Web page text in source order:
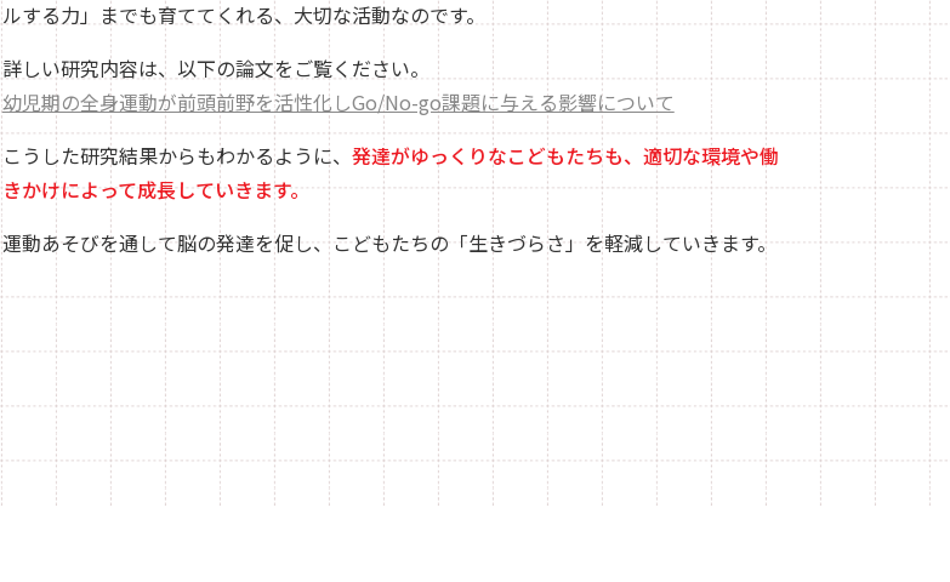
ルする力」までも育ててくれる、大切な活動なのです。
詳しい研究内容は、以下の論文をご覧ください。
幼児期の全身運動が前頭前野を活性化しGo/No-go課題に与える影響について
こうした研究結果からもわかるように、 発達がゆっくりなこどもたちも、適切な環境や働
きかけによって成長していきます。
運動あそびを通して脳の発達を促し、こどもたちの「生きづらさ」を軽減していきます。